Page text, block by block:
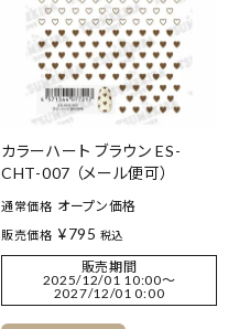
カラーハート ブラウン ES-
CHT-007 （メール便可）
通常価格 オープン価格
販売価格 ¥795 税込
販売期間
2025/12/01 10:00〜
2027/12/01 0:00